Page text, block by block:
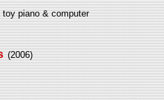
toy piano & computer
(2006)